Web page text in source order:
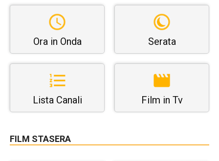
Ora in Onda Serata
Lista Canali Film in Tv
FILM STASERA